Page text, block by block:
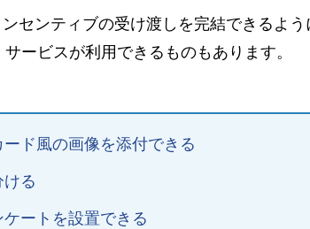
センティブの受け渡しを完結できるよう
ービスが利用できるものもあります。
ド風の画像を添付できる
る
ートを設置できる